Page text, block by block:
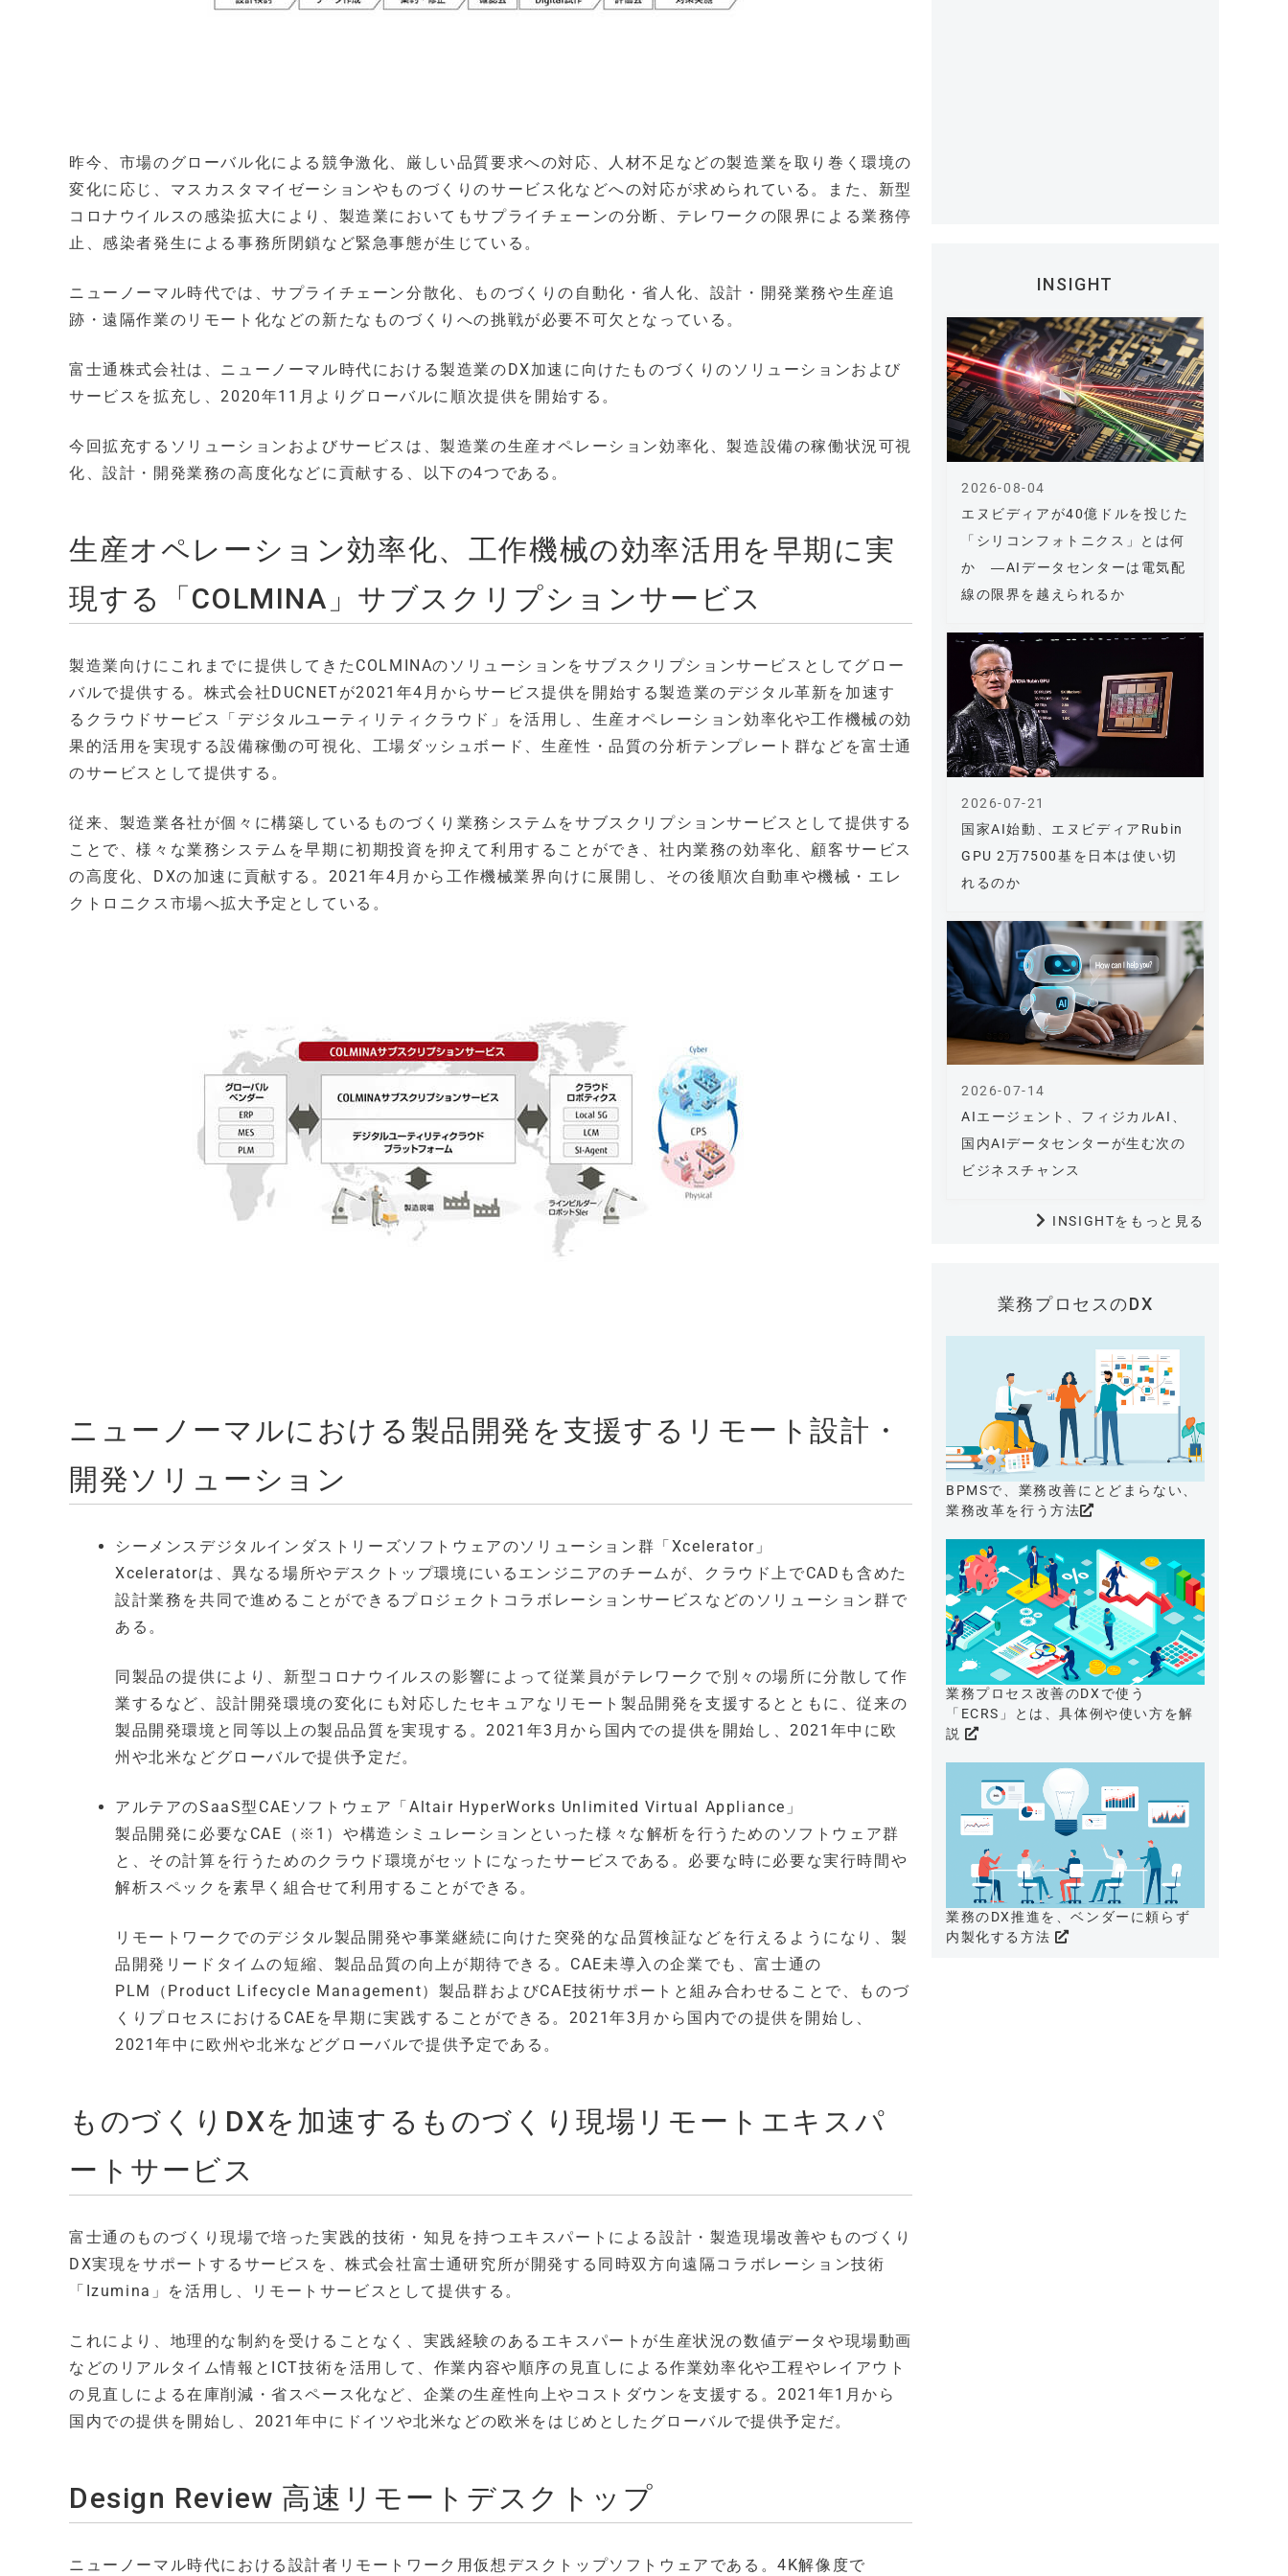
昨今、市場のグローバル化による競争激化、厳しい品質要求への対応、人材不足などの製造業を取り巻く環境の
変化に応じ、マスカスタマイゼーションやものづくりのサービス化などへの対応が求められている。また、新型
コロナウイルスの感染拡大により、製造業においてもサプライチェーンの分断、テレワークの限界による業務停
止、感染者発生による事務所閉鎖など緊急事態が生じている。
ニューノーマル時代では、サプライチェーン分散化、ものづくりの自動化・省人化、設計・開発業務や生産追
跡・遠隔作業のリモート化などの新たなものづくりへの挑戦が必要不可欠となっている。
富士通株式会社は、ニューノーマル時代における製造業のDX加速に向けたものづくりのソリューションおよび
サービスを拡充し、2020年11月よりグローバルに順次提供を開始する。
今回拡充するソリューションおよびサービスは、製造業の生産オペレーション効率化、製造設備の稼働状況可視
化、設計・開発業務の高度化などに貢献する、以下の4つである。
生産オペレーション効率化、工作機械の効率活用を早期に実
現する「COLMINA」サブスクリプションサービス
製造業向けにこれまでに提供してきたCOLMINAのソリューションをサブスクリプションサービスとしてグロー
バルで提供する。株式会社DUCNETが2021年4月からサービス提供を開始する製造業のデジタル革新を加速す
るクラウドサービス「デジタルユーティリティクラウド」を活用し、生産オペレーション効率化や工作機械の効
果的活用を実現する設備稼働の可視化、工場ダッシュボード、生産性・品質の分析テンプレート群などを富士通
のサービスとして提供する。
従来、製造業各社が個々に構築しているものづくり業務システムをサブスクリプションサービスとして提供する
ことで、様々な業務システムを早期に初期投資を抑えて利用することができ、社内業務の効率化、顧客サービス
の高度化、DXの加速に貢献する。2021年4月から工作機械業界向けに展開し、その後順次自動車や機械・エレ
クトロニクス市場へ拡大予定としている。
ニューノーマルにおける製品開発を支援するリモート設計・
開発ソリューション
シーメンスデジタルインダストリーズソフトウェアのソリューション群「Xcelerator」
Xceleratorは、異なる場所やデスクトップ環境にいるエンジニアのチームが、クラウド上でCADも含めた
設計業務を共同で進めることができるプロジェクトコラボレーションサービスなどのソリューション群で
ある。
同製品の提供により、新型コロナウイルスの影響によって従業員がテレワークで別々の場所に分散して作
業するなど、設計開発環境の変化にも対応したセキュアなリモート製品開発を支援するとともに、従来の
製品開発環境と同等以上の製品品質を実現する。2021年3月から国内での提供を開始し、2021年中に欧
州や北米などグローバルで提供予定だ。
アルテアのSaaS型CAEソフトウェア「Altair HyperWorks Unlimited Virtual Appliance」
製品開発に必要なCAE（※1）や構造シミュレーションといった様々な解析を行うためのソフトウェア群
と、その計算を行うためのクラウド環境がセットになったサービスである。必要な時に必要な実行時間や
解析スペックを素早く組合せて利用することができる。
リモートワークでのデジタル製品開発や事業継続に向けた突発的な品質検証などを行えるようになり、製
品開発リードタイムの短縮、製品品質の向上が期待できる。CAE未導入の企業でも、富士通の
PLM（Product Lifecycle Management）製品群およびCAE技術サポートと組み合わせることで、ものづ
くりプロセスにおけるCAEを早期に実践することができる。2021年3月から国内での提供を開始し、
2021年中に欧州や北米などグローバルで提供予定である。
ものづくりDXを加速するものづくり現場リモートエキスパ
ートサービス
富士通のものづくり現場で培った実践的技術・知見を持つエキスパートによる設計・製造現場改善やものづくり
DX実現をサポートするサービスを、株式会社富士通研究所が開発する同時双方向遠隔コラボレーション技術
「Izumina」を活用し、リモートサービスとして提供する。
これにより、地理的な制約を受けることなく、実践経験のあるエキスパートが生産状況の数値データや現場動画
などのリアルタイム情報とICT技術を活用して、作業内容や順序の見直しによる作業効率化や工程やレイアウト
の見直しによる在庫削減・省スペース化など、企業の生産性向上やコストダウンを支援する。2021年1月から
国内での提供を開始し、2021年中にドイツや北米などの欧米をはじめとしたグローバルで提供予定だ。
Design Review 高速リモートデスクトップ
ニューノーマル時代における設計者リモートワーク用仮想デスクトップソフトウェアである。4K解像度で
INSIGHT
エヌビディアが40億ドルを投じた
「シリコンフォトニクス」とは何
か ―AIデータセンターは電気配
線の限界を越えられるか
2026-08-04
国家AI始動、エヌビディアRubin
GPU 2万7500基を日本は使い切
れるのか
2026-07-21
AIエージェント、フィジカルAI、
国内AIデータセンターが生む次の
ビジネスチャンス
2026-07-14
INSIGHTをもっと見る
業務プロセスのDX
BPMSで、業務改善にとどまらない、
業務改革を行う方法
業務プロセス改善のDXで使う
「ECRS」とは、具体例や使い方を解
説
業務のDX推進を、ベンダーに頼らず
内製化する方法